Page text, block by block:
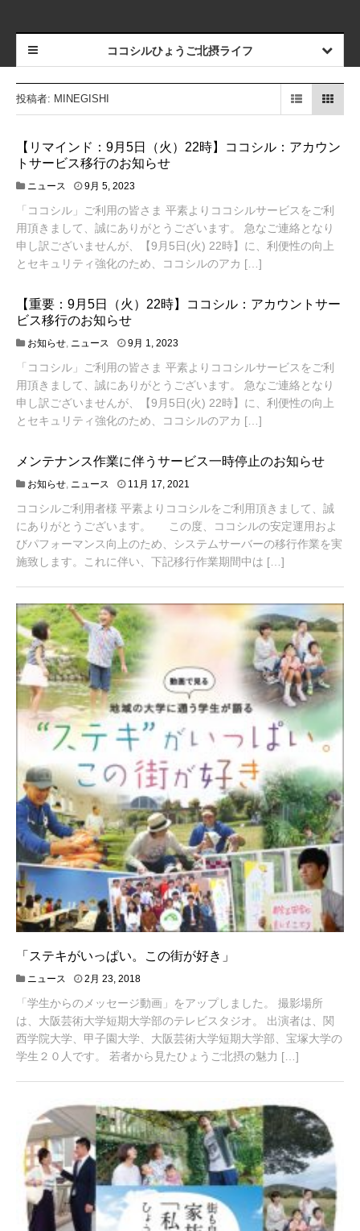
ココシルひょうご北摂ライフ
投稿者: MINEGISHI
【リマインド：9月5日（火）22時】ココシル：アカウン
トサービス移行のお知らせ
ニュース 9月 5, 2023
「ココシル」ご利用の皆さま 平素よりココシルサービスをご利
用頂きまして、誠にありがとうございます。 急なご連絡となり
申し訳ございませんが、【9月5日(火) 22時】に、利便性の向上
とセキュリティ強化のため、ココシルのアカ […]
【重要：9月5日（火）22時】ココシル：アカウントサー
ビス移行のお知らせ
お知らせ, ニュース 9月 1, 2023
「ココシル」ご利用の皆さま 平素よりココシルサービスをご利
用頂きまして、誠にありがとうございます。 急なご連絡となり
申し訳ございませんが、【9月5日(火) 22時】に、利便性の向上
とセキュリティ強化のため、ココシルのアカ […]
メンテナンス作業に伴うサービス一時停止のお知らせ
お知らせ, ニュース 11月 17, 2021
月
1
6
2
1
ココシルご利用者様 平素よりココシルをご利用頂きまして、誠
にありがとうございます。 この度、ココシルの安定運用およ
びパフォーマンス向上のため、システムサーバーの移行作業を実
施致します。これに伴い、下記移行作業期間中は […]
「ステキがいっぱい。この街が好き」
ニュース 2月 23, 2018
「学生からのメッセージ動画」をアップしました。 撮影場所
は、大阪芸術大学短期大学部のテレビスタジオ。 出演者は、関
西学院大学、甲子園大学、大阪芸術大学短期大学部、宝塚大学の
学生２０人です。 若者から見たひょうご北摂の魅力 […]